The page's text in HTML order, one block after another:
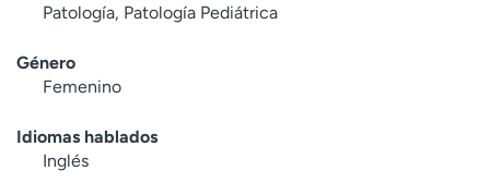
Patología, Patología Pediátrica
Género
Femenino
Idiomas hablados
Inglés